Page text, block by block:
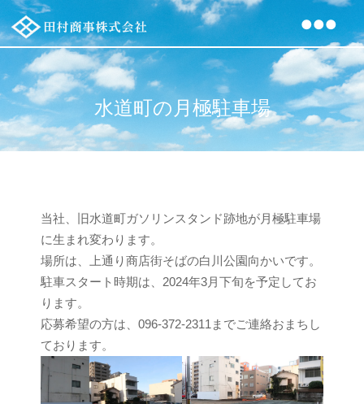
ン
テ
ン
ツ
ス
田
商
事
株
式
●
水道町の月極駐車場
当社、旧水道町ガソリンスタンド跡地が月極駐車場
に生まれ変わります。
場所は、上通り商店街そばの白川公園向かいです。
駐車スタート時期は、2024年3月下旬を予定してお
ります。
応募希望の方は、096-372-2311までご連絡おまちし
ております。